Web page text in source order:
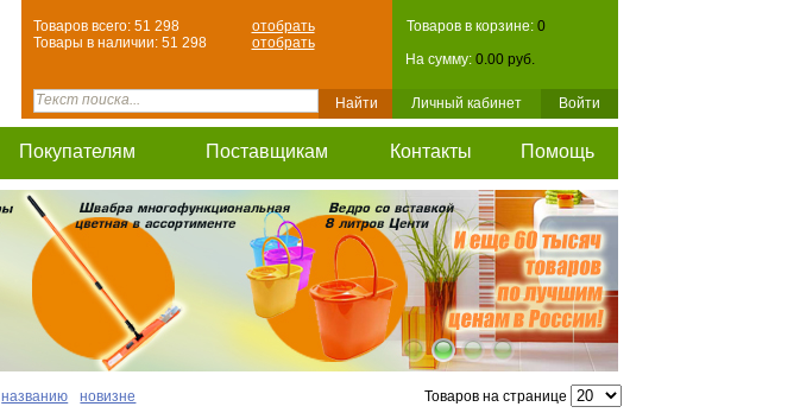
Товаров в корзине: 0
На сумму: 0.00 руб.
Личный кабинет Войти
Товаров всего: 51 298
отобрать
Товары в наличии: 51 298
отобрать
Покупателям Поставщикам Контакты Помощь
названию новизне Товаров на странице